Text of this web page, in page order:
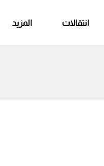
انتقالات المزيد